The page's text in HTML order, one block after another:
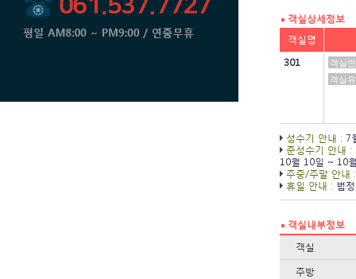
객실상세정보
객실명
301
객실
객실
성수기 안내 : 7
준성수기 안내 :
10월 10일 ~ 10
주중/주말 안내 :
휴일 안내 : 법
객실내부정보
객실
주방